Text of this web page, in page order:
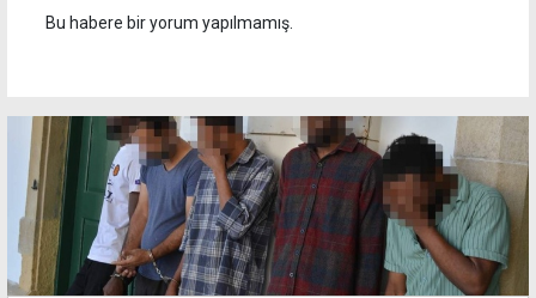
Bu habere bir yorum yapılmamış.